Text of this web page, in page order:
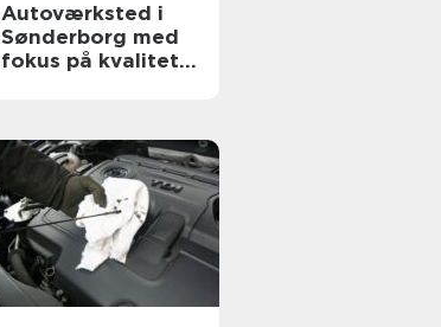
Autoværksted i
Sønderborg med
fokus på kvalitet